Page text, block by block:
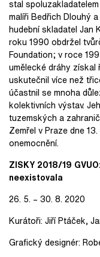
stal
malíři Bedřich Dlouhý
hudební skladatel Jan
roku 1990 obdržel
Foundation; v roce
umělecké dráhy získal
uskutečnil více než
účastnil se mnoha
kolektivních výstav.
tuzemských a
Zemřel v Praze dne
onemocnění.
ZISKY 2018/19
neexistovala
26. 5. – 30. 8. 2020
Kurátoři: Jiří Ptáček,
Grafický designér: